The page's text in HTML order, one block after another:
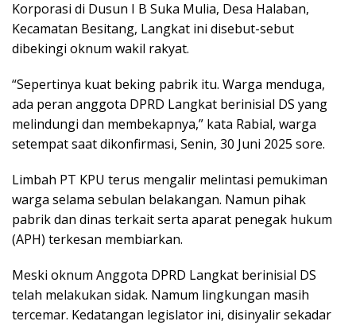
Korporasi di Dusun I B Suka Mulia, Desa Halaban,
Kecamatan Besitang, Langkat ini disebut-sebut
dibekingi oknum wakil rakyat.
“Sepertinya kuat beking pabrik itu. Warga menduga,
ada peran anggota DPRD Langkat berinisial DS yang
melindungi dan membekapnya,” kata Rabial, warga
setempat saat dikonfirmasi, Senin, 30 Juni 2025 sore.
Limbah PT KPU terus mengalir melintasi pemukiman
warga selama sebulan belakangan. Namun pihak
pabrik dan dinas terkait serta aparat penegak hukum
(APH) terkesan membiarkan.
Meski oknum Anggota DPRD Langkat berinisial DS
telah melakukan sidak. Namum lingkungan masih
tercemar. Kedatangan legislator ini, disinyalir sekadar